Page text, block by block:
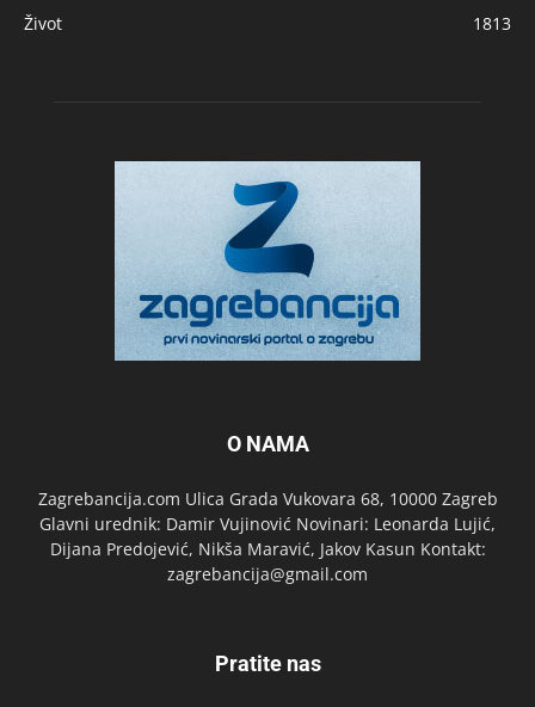
Život
1813
O NAMA
Zagrebancija.com Ulica Grada Vukovara 68, 10000 Zagreb
Glavni urednik: Damir Vujinović Novinari: Leonarda Lujić,
Dijana Predojević, Nikša Maravić, Jakov Kasun Kontakt:
zagrebancija@gmail.com
Pratite nas